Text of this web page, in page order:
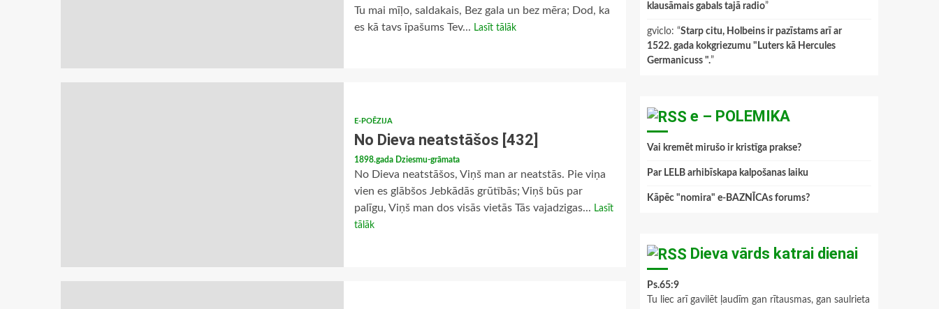
Tu mai mīļo, saldakais, Bez gala un bez mēra; Dod, ka
es kā tavs īpašums Tev... Lasīt tālāk
E-POĒZIJA
No Dieva neatstāšos [432]
1898.gada Dziesmu-grāmata
No Dieva neatstāšos, Viņš man ar neatstās. Pie viņa
vien es glābšos Jebkādās grūtībās; Viņš būs par
palīgu, Viņš man dos visās vietās Tās vajadzigas... Lasīt
tālāk
klausāmais gabals tajā radio”
gviclo: “Starp citu, Holbeins ir pazīstams arī ar
1522. gada kokgriezumu "Luters kā Hercules
Germanicuss ".”
e – POLEMIKA
Vai kremēt mirušo ir kristīga prakse?
Par LELB arhibīskapa kalpošanas laiku
Kāpēc "nomira" e-BAZNĪCAs forums?
Dieva vārds katrai dienai
Ps.65:9
Tu liec arī gavilēt ļaudīm gan rītausmas, gan saulrieta